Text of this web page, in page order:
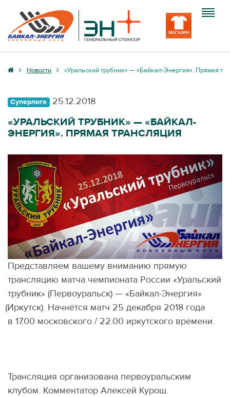
Клуб
Медиа
Новости «Уральский трубник» — «Байкал-Энергия». Прямая
Суперлига 25.12.2018
«УРАЛЬСКИЙ ТРУБНИК» — «БАЙКАЛ-
ЭНЕРГИЯ». ПРЯМАЯ ТРАНСЛЯЦИЯ
Представляем вашему вниманию прямую
трансляцию матча чемпионата России «Уральский
трубник» (Первоуральск) — «Байкал-Энергия»
(Иркутск). Начнётся матч 25 декабря 2018 года
в 17.00 московского / 22.00 иркутского времени.
Трансляция организована первоуральским
клубом. Комментатор Алексей Курош.